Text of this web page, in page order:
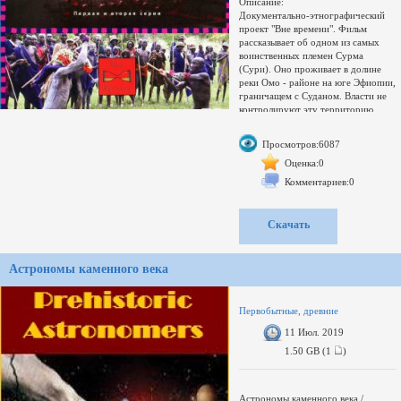
Документально-этнографический
проект "Вне времени". Фильм
рассказывает об одном из самых
воинственных племен Сурма
(Сури). Оно проживает в долине
реки Омо - районе на юге Эфиопии,
граничащем с Суданом. Власти не
контролируют эту территорию.
никто не может контролировать их
безопасность.
Тип релиза: DVD5
Контейнер: DVD-Video
Свернуть поддиректории
Развернуть
Переключить
Просмотров:6087
Оценка:0
Комментариев:0
Скачать
Астрономы каменного века
Первобытные, древние
11 Июл. 2019
1.50 GB (1
)
Астрономы каменного века /